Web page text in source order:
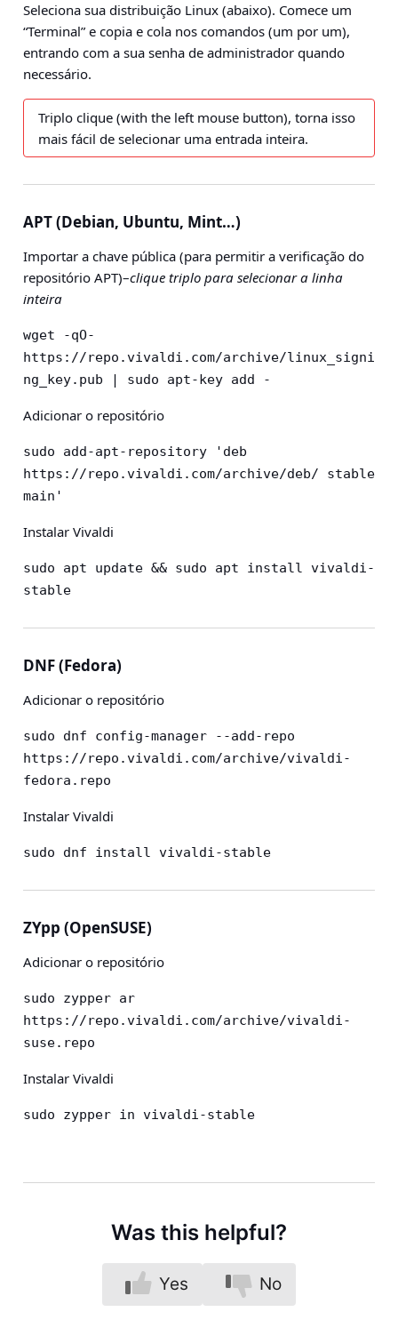
Seleciona sua distribuição Linux (abaixo). Comece um
“Terminal” e copia e cola nos comandos (um por um),
entrando com a sua senha de administrador quando
necessário.
Triplo clique (with the left mouse button), torna isso
mais fácil de selecionar uma entrada inteira.
APT (Debian, Ubuntu, Mint…)
Importar a chave pública (para permitir a verificação do
repositório APT)–clique triplo para selecionar a linha
inteira
wget -qO-
https://repo.vivaldi.com/archive/linux_signi
ng_key.pub | sudo apt-key add -
Adicionar o repositório
sudo add-apt-repository 'deb
https://repo.vivaldi.com/archive/deb/ stable
main'
Instalar Vivaldi
sudo apt update && sudo apt install vivaldi-
stable
DNF (Fedora)
Adicionar o repositório
sudo dnf config-manager --add-repo
https://repo.vivaldi.com/archive/vivaldi-
fedora.repo
Instalar Vivaldi
sudo dnf install vivaldi-stable
ZYpp (OpenSUSE)
Adicionar o repositório
sudo zypper ar
https://repo.vivaldi.com/archive/vivaldi-
suse.repo
Instalar Vivaldi
sudo zypper in vivaldi-stable
Was this helpful?
Yes No